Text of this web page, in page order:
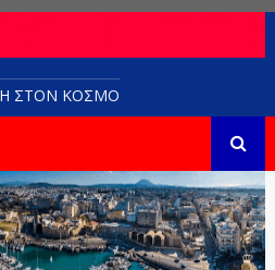
ΣΤΟN KOΣΜΟ